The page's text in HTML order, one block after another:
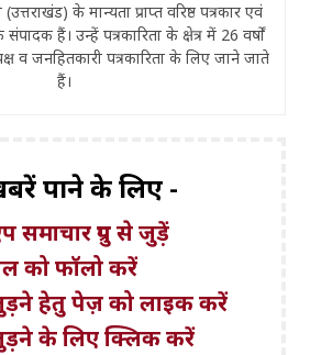
के मान्यता प्राप्त वरिष्ठ पत्रकार एवं
संपादक हैं। उन्हें पत्रकारिता के क्षेत्र में 26 वर्षों
व जनहितकारी पत्रकारिता के लिए जाने जाते
हैं।
पाने के लिए -
समाचार ग्रुप से जुड़ें
को फॉलो करें
हेतु पेज़ को लाइक करें
से जुड़ने के लिए क्लिक करें